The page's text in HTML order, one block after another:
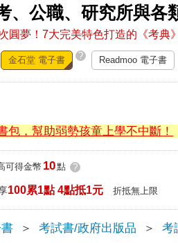
、公職、研究所與各
圓夢！7大完美特色打造的《考典
金石堂 電子書 ? Readmoo 電子書
包，幫助弱勢孩童上學不中斷！
可得金幣 10點 ?
100累1點 4點抵1元 折抵無上限
＞ 考試書/政府出版品 ＞ 考